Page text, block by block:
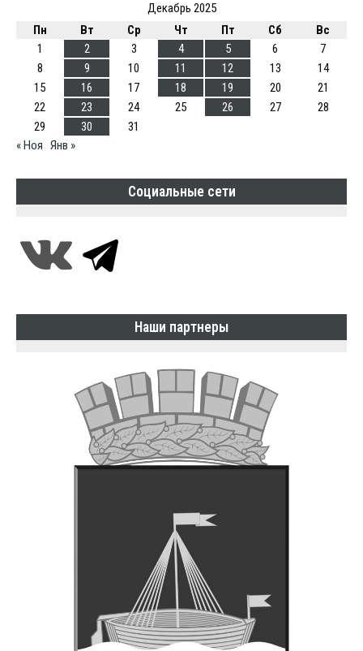
Декабрь 2025
Пн
Вт Ср Чт Пт Сб
Вс
1
2 3 4 5 6
7
8
9 10 11 12 13
14
15
16 17 18 19 20
21
22
23 24 25 26 27
28
29
30
31
« Ноя Янв »
Социальные сети
Наши партнеры